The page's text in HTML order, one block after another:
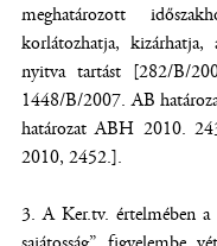
meghatározott
korlátozhatja, kizárhatja,
nyitva tartást [282/B/
1448/B/2007. AB
határozat ABH 2010.
2010, 2452.].
3. A Ker.tv. értelmében a